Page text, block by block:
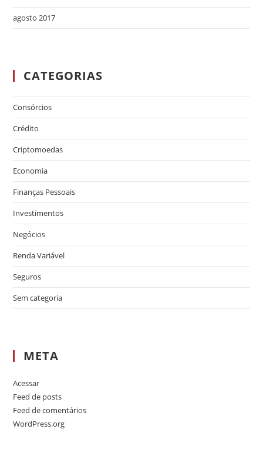
agosto 2017
CATEGORIAS
Consórcios
Crédito
Criptomoedas
Economia
Finanças Pessoais
Investimentos
Negócios
Renda Variável
Seguros
Sem categoria
META
Acessar
Feed de posts
Feed de comentários
WordPress.org